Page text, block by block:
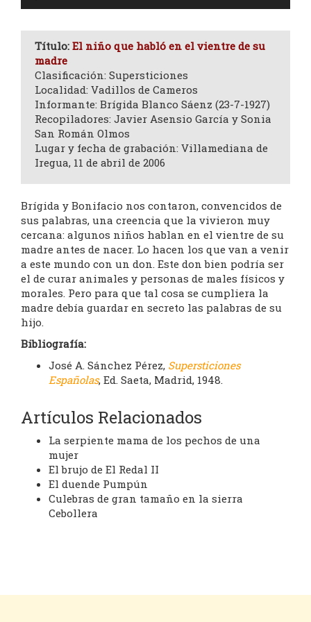
Título: El niño que habló en el vientre de su
madre
Clasificación: Supersticiones
Localidad: Vadillos de Cameros
Informante: Brígida Blanco Sáenz (23-7-1927)
Recopiladores: Javier Asensio García y Sonia
San Román Olmos
Lugar y fecha de grabación: Villamediana de
Iregua, 11 de abril de 2006
Brígida y Bonifacio nos contaron, convencidos de
sus palabras, una creencia que la vivieron muy
cercana: algunos niños hablan en el vientre de su
madre antes de nacer. Lo hacen los que van a venir
a este mundo con un don. Este don bien podría ser
el de curar animales y personas de males físicos y
morales. Pero para que tal cosa se cumpliera la
madre debía guardar en secreto las palabras de su
hijo.
Bibliografía:
José A. Sánchez Pérez, Supersticiones
Españolas, Ed. Saeta, Madrid, 1948.
Artículos Relacionados
La serpiente mama de los pechos de una
mujer
El brujo de El Redal II
El duende Pumpún
Culebras de gran tamaño en la sierra
Cebollera